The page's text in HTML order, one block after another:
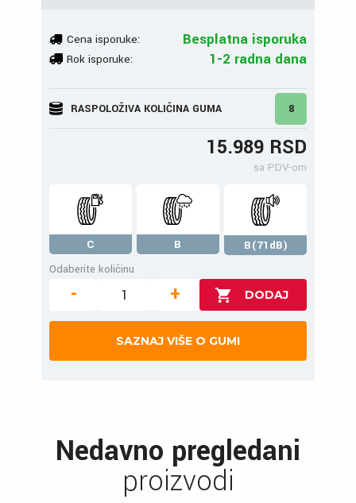
Cena isporuke: Besplatna isporuka
Rok isporuke: 1-2 radna dana
RASPOLOŽIVA KOLIČINA GUMA 8
15.989 RSD
sa PDV-om
C B
B(71dB)
Odaberite količinu
- +
SAZNAJ VIŠE O GUMI
Nedavno pregledani
proizvodi